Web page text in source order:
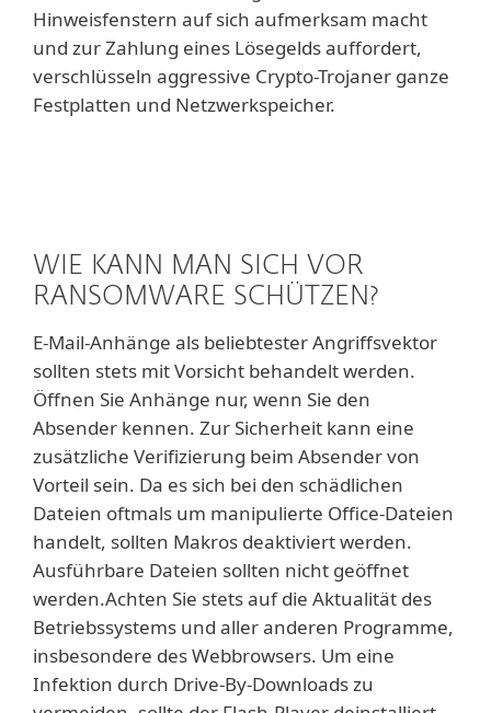
Hinweisfenstern auf sich aufmerksam macht
und zur Zahlung eines Lösegelds auffordert,
verschlüsseln aggressive Crypto-Trojaner ganze
Festplatten und Netzwerkspeicher.
WIE KANN MAN SICH VOR
RANSOMWARE SCHÜTZEN?
E-Mail-Anhänge als beliebtester Angriffsvektor
sollten stets mit Vorsicht behandelt werden.
Öffnen Sie Anhänge nur, wenn Sie den
Absender kennen. Zur Sicherheit kann eine
zusätzliche Verifizierung beim Absender von
Vorteil sein. Da es sich bei den schädlichen
Dateien oftmals um manipulierte Office-Dateien
handelt, sollten Makros deaktiviert werden.
Ausführbare Dateien sollten nicht geöffnet
werden.Achten Sie stets auf die Aktualität des
Betriebssystems und aller anderen Programme,
insbesondere des Webbrowsers. Um eine
Infektion durch Drive-By-Downloads zu